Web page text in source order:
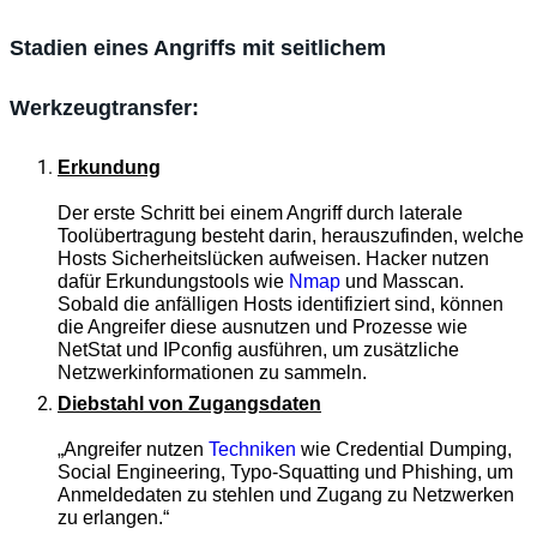
Stadien eines Angriffs mit seitlichem
Werkzeugtransfer:
Erkundung
Der erste Schritt bei einem Angriff durch laterale
Toolübertragung besteht darin, herauszufinden, welche
Hosts Sicherheitslücken aufweisen. Hacker nutzen
dafür Erkundungstools wie Nmap und Masscan.
Sobald die anfälligen Hosts identifiziert sind, können
die Angreifer diese ausnutzen und Prozesse wie
NetStat und IPconfig ausführen, um zusätzliche
Netzwerkinformationen zu sammeln.
Diebstahl von Zugangsdaten
„Angreifer nutzen Techniken wie Credential Dumping,
Social Engineering, Typo-Squatting und Phishing, um
Anmeldedaten zu stehlen und Zugang zu Netzwerken
zu erlangen.“